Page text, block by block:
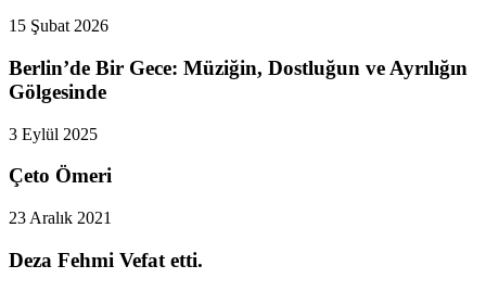
15 Şubat 2026
Berlin’de Bir Gece: Müziğin, Dostluğun ve Ayrılığın
Gölgesinde
3 Eylül 2025
Çeto Ömeri
23 Aralık 2021
Deza Fehmi Vefat etti.